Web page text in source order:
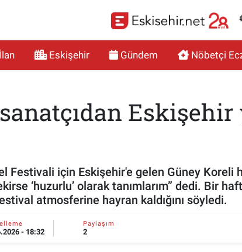
Eskişehir Gündem Nöbetçi
Festivali için Eskişehir'e gelen Güney Koreli
‘huzurlu’ olarak tanımlarım” dedi. Bir
atmosferine hayran kaldığını söyledi.
- 18:32
Paylaşım
2